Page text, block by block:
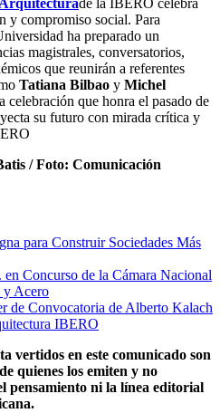
de la IBERO celebra
y compromiso social. Para
ha preparado un
magistrales, conversatorios,
que reunirán a referentes
Tatiana Bilbao y Michel
celebración que honra el pasado de
su futuro con mirada crítica y
/ Foto: Comunicación
para Construir Sociedades Más
Concurso de la Cámara Nacional
y Acero
de Convocatoria de Alberto Kalach
IBERO
vertidos en este comunicado son
quienes los emiten y no
pensamiento ni la línea editorial